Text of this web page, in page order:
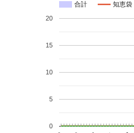
合計 知恵袋
0
5
10
15
20